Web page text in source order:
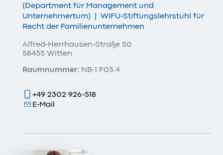
(Department für Management und
Unternehmertum) | WIFU-Stiftungslehrstuhl für
Recht der Familienunternehmen
+49 2302 926-518
E-Mail
Alfred-Herrhausen-Straße 50
58455 Witten
Raumnummer: NB-1.F05.4